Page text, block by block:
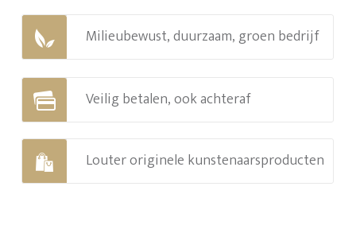
Milieubewust, duurzaam, groen bedrijf
Veilig betalen, ook achteraf
Louter originele kunstenaarsproducten